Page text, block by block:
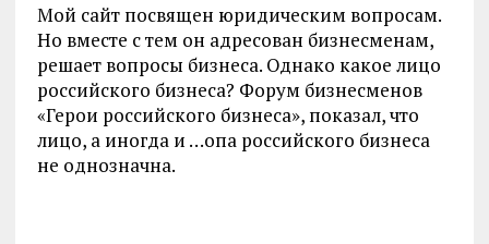
Мой сайт посвящен юридическим вопросам.
Но вместе с тем он адресован бизнесменам,
решает вопросы бизнеса. Однако какое лицо
российского бизнеса? Форум бизнесменов
«Герои российского бизнеса», показал, что
лицо, а иногда и …опа российского бизнеса
не однозначна.